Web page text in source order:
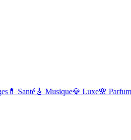
💊 Santé 🎸 Musique💎 Luxe🌸